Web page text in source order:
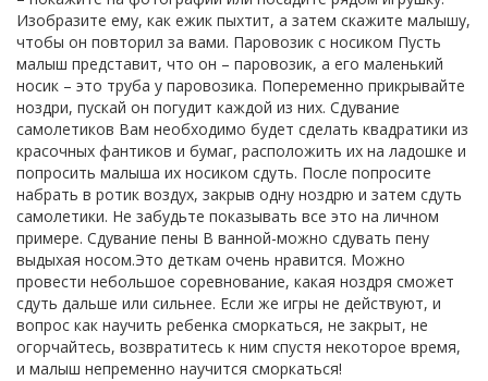
Изобразите ему, как ежик пыхтит, а затем скажите малышу,
чтобы он повторил за вами. Паровозик с носиком Пусть
малыш представит, что он – паровозик, а его маленький
носик – это труба у паровозика. Попеременно прикрывайте
ноздри, пускай он погудит каждой из них. Сдувание
самолетиков Вам необходимо будет сделать квадратики из
красочных фантиков и бумаг, расположить их на ладошке и
попросить малыша их носиком сдуть. После попросите
набрать в ротик воздух, закрыв одну ноздрю и затем сдуть
самолетики. Не забудьте показывать все это на личном
примере. Сдувание пены В ванной-можно сдувать пену
выдыхая носом.Это деткам очень нравится. Можно
провести небольшое соревнование, какая ноздря сможет
сдуть дальше или сильнее. Если же игры не действуют, и
вопрос как научить ребенка сморкаться, не закрыт, не
огорчайтесь, возвратитесь к ним спустя некоторое время,
и малыш непременно научится сморкаться!